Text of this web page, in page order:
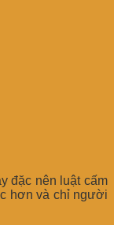
đặc nên luật cấm
hơn và chỉ người